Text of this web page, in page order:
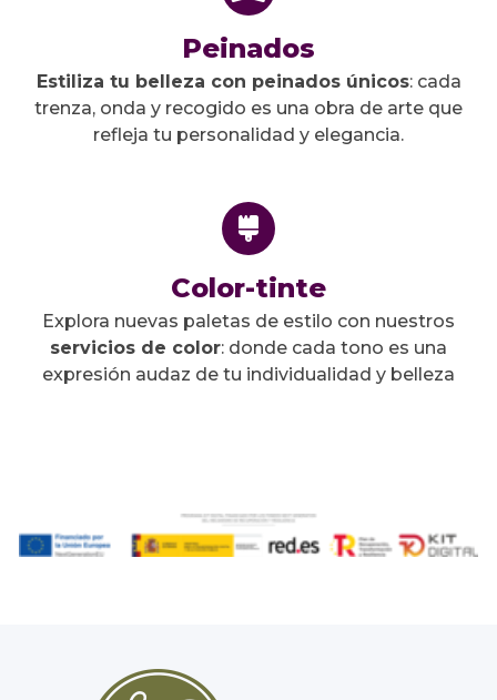
Peinados
Estiliza tu belleza con peinados únicos: cada
trenza, onda y recogido es una obra de arte que
refleja tu personalidad y elegancia.
Color-tinte
Explora nuevas paletas de estilo con nuestros
servicios de color: donde cada tono es una
expresión audaz de tu individualidad y belleza